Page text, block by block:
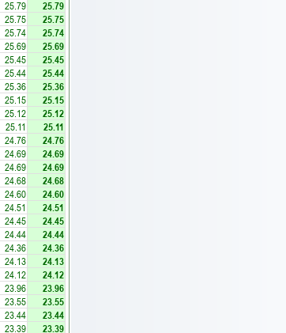
25.79 25.79
25.75 25.75
25.74 25.74
25.69 25.69
25.45 25.45
25.44 25.44
25.36 25.36
25.15 25.15
25.12 25.12
25.11 25.11
24.76 24.76
24.69 24.69
24.69 24.69
24.68 24.68
24.60 24.60
24.51 24.51
24.45 24.45
24.44 24.44
24.36 24.36
24.13 24.13
24.12 24.12
23.96 23.96
23.55 23.55
23.44 23.44
23.39 23.39